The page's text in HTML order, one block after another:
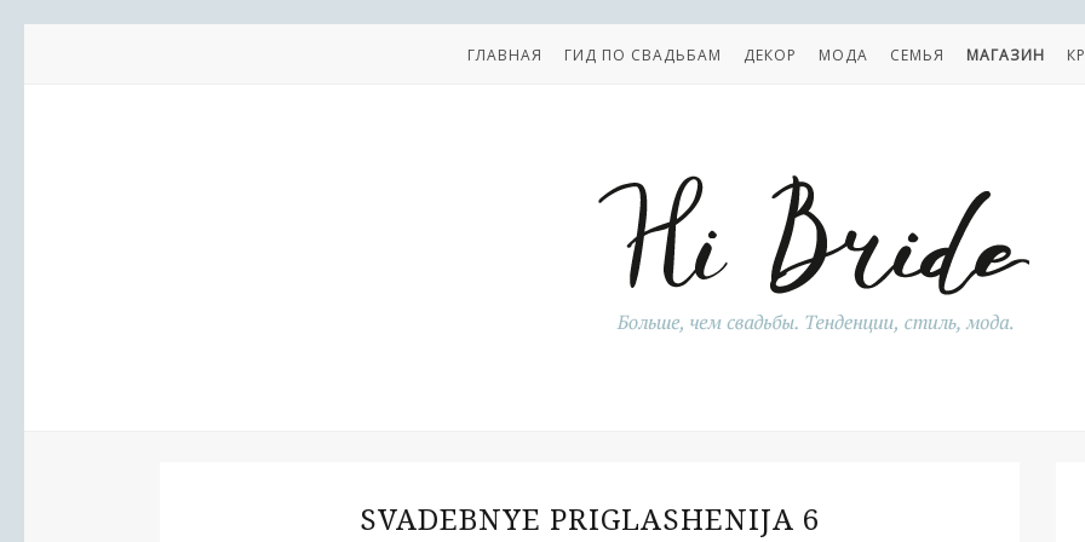
ГЛАВНАЯ ГИД ПО СВАДЬБАМ ДЕКОР МОДА СЕМЬЯ МАГАЗИН
SVADEBNYE PRIGLASHENIJA 6